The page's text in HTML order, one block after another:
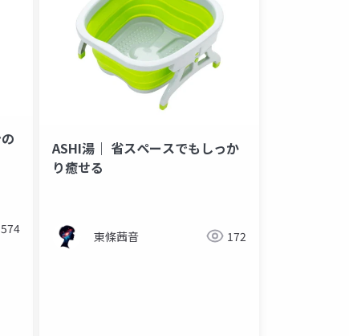
574
ASHI湯｜ 省スペースでもしっか
り癒せる
東條茜音 172